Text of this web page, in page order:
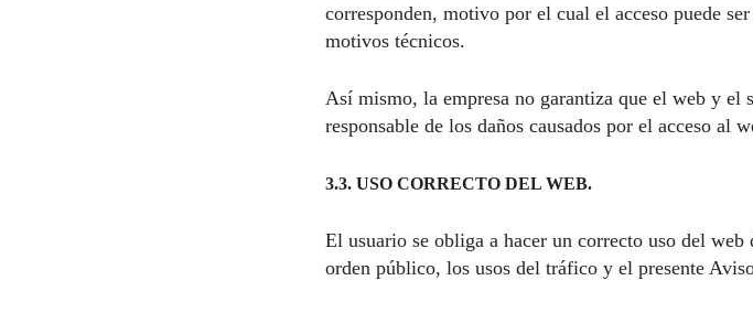
corresponden, motivo por el cual el acceso puede
motivos técnicos.
Así mismo, la empresa no garantiza que el web y el
responsable de los daños causados por el acceso al
3.3. USO CORRECTO DEL WEB.
El usuario se obliga a hacer un correcto uso del
orden público, los usos del tráfico y el presente